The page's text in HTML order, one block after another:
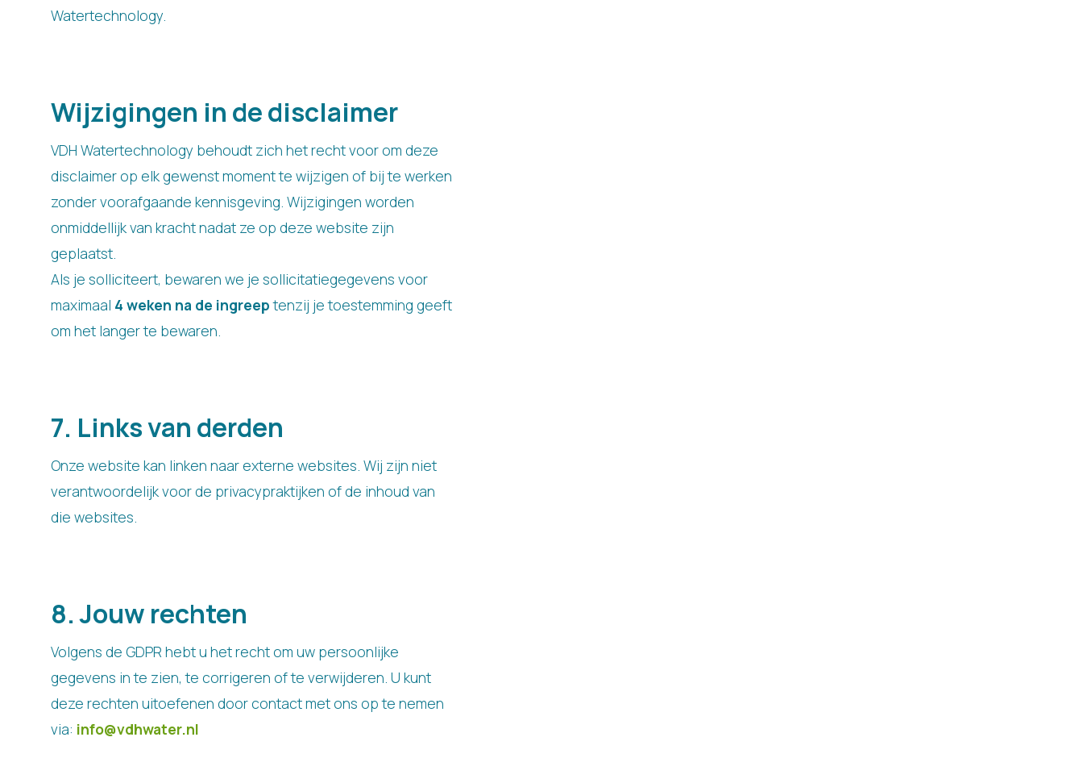
Watertechnology.
Wijzigingen in de disclaimer
VDH Watertechnology behoudt zich het recht voor om deze
disclaimer op elk gewenst moment te wijzigen of bij te werken
zonder voorafgaande kennisgeving. Wijzigingen worden
onmiddellijk van kracht nadat ze op deze website zijn
geplaatst.
Als je solliciteert, bewaren we je sollicitatiegegevens voor
maximaal 4 weken na de ingreeptenzij je toestemming geeft
om het langer te bewaren.
7. Links van derden
Onze website kan linken naar externe websites. Wij zijn niet
verantwoordelijk voor de privacypraktijken of de inhoud van
die websites.
8. Jouw rechten
Volgens de GDPR hebt u het recht om uw persoonlijke
gegevens in te zien, te corrigeren of te verwijderen. U kunt
deze rechten uitoefenen door contact met ons op te nemen
via: info@vdhwater.nl